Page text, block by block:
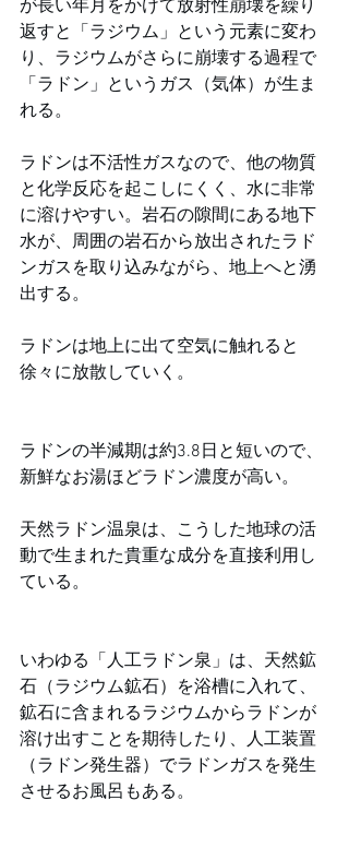
が長い年月をかけて放射性崩壊を繰り
返すと「ラジウム」という元素に変わ
り、ラジウムがさらに崩壊する過程で
「ラドン」というガス（気体）が生ま
れる。
ラドンは不活性ガスなので、他の物質
と化学反応を起こしにくく、水に非常
に溶けやすい。岩石の隙間にある地下
水が、周囲の岩石から放出されたラド
ンガスを取り込みながら、地上へと湧
出する。
ラドンは地上に出て空気に触れると
徐々に放散していく。
ラドンの半減期は約3.8日と短いので、
新鮮なお湯ほどラドン濃度が高い。
天然ラドン温泉は、こうした地球の活
動で生まれた貴重な成分を直接利用し
ている。
いわゆる「人工ラドン泉」は、天然鉱
石（ラジウム鉱石）を浴槽に入れて、
鉱石に含まれるラジウムからラドンが
溶け出すことを期待したり、人工装置
（ラドン発生器）でラドンガスを発生
させるお風呂もある。